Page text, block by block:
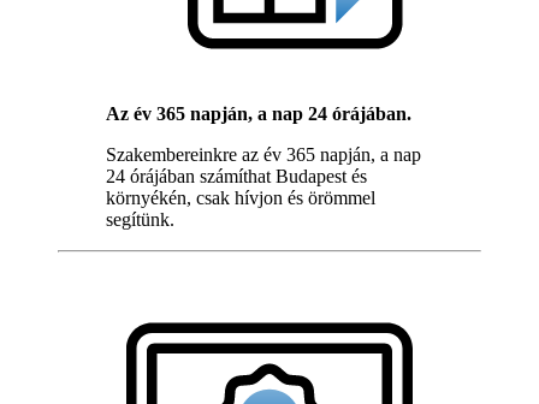
Az év 365 napján, a nap 24 órájában.
Szakembereinkre az év 365 napján, a nap
24 órájában számíthat Budapest és
környékén, csak hívjon és örömmel
segítünk.